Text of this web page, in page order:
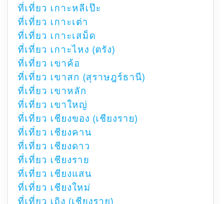
ที่เที่ยว เกาะหลีเป๊ะ
ที่เที่ยว เกาะเต่า
ที่เที่ยว เกาะเสม็ด
ที่เที่ยว เกาะไหง (ตรัง)
ที่เที่ยว เขาค้อ
ที่เที่ยว เขาสก (สุราษฎร์ธานี)
ที่เที่ยว เขาหลัก
ที่เที่ยว เขาใหญ่
ที่เที่ยว เชียงของ (เชียงราย)
ที่เที่ยว เชียงคาน
ที่เที่ยว เชียงดาว
ที่เที่ยว เชียงราย
ที่เที่ยว เชียงแสน
ที่เที่ยว เชียงใหม่
ที่เที่ยว เถิง (เชียงราย)